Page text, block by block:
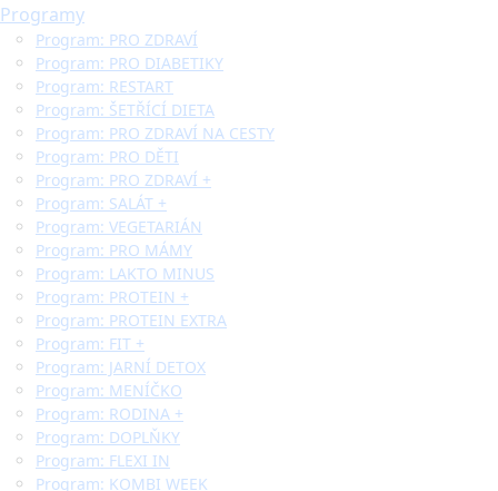
Programy
Program: PRO ZDRAVÍ
Program: PRO DIABETIKY
Program: RESTART
Program: ŠETŘÍCÍ DIETA
Program: PRO ZDRAVÍ NA CESTY
Program: PRO DĚTI
Program: PRO ZDRAVÍ +
Program: SALÁT +
Program: VEGETARIÁN
Program: PRO MÁMY
Program: LAKTO MINUS
Program: PROTEIN +
Program: PROTEIN EXTRA
Program: FIT +
Program: JARNÍ DETOX
Program: MENÍČKO
Program: RODINA +
Program: DOPLŇKY
Program: FLEXI IN
Program: KOMBI WEEK